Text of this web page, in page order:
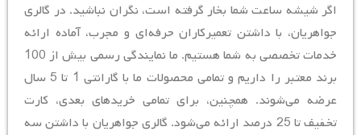
اگر شیشه ساعت شما بخار گرفته است، نگران نباشید. در گالری
جواهریان، با داشتن تعمیرکاران حرفه‌ای و مجرب، آماده ارائه
خدمات تخصصی به شما هستیم. ما نمایندگی رسمی بیش از 100
برند معتبر را داریم و تمامی محصولات ما با گارانتی 1 تا 5 سال
عرضه می‌شوند. همچنین، برای تمامی خریدهای بعدی، کارت
تخفیف تا 25 درصد ارائه می‌شود. گالری جواهریان با داشتن سه